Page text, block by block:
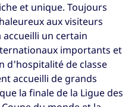
et unique. Toujours
aux visiteurs
un certain
importants et
d'hospitalité de classe
accueilli de grands
la finale de la Ligue des